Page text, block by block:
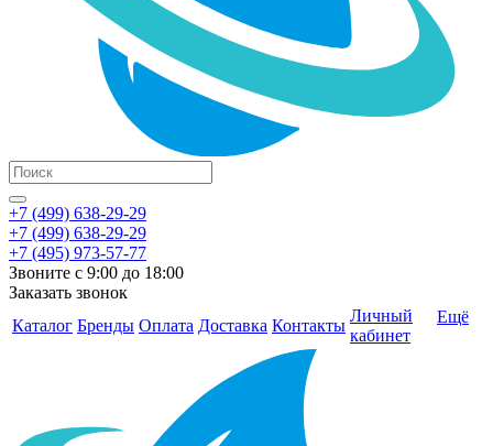
+7 (499) 638-29-29
+7 (499) 638-29-29
+7 (495) 973-57-77
Звоните с 9:00 до 18:00
Заказать звонок
Каталог Бренды Оплата Доставка Контакты
Личный
кабинет
Ещё